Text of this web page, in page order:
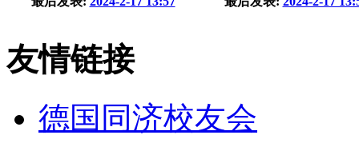
友情链接
德国同济校友会